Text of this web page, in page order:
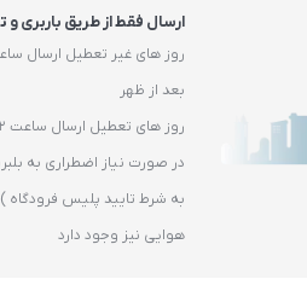
ارسال فقط از طریق باربری و
بعد از ظهر
روز های تعطیل ارسال ساعت 12 ظهر با ترمیال
در صورت نیاز اضطراری به
به شرط تایید پلیس فرودگاه )
هوایی نیز وجود دارد